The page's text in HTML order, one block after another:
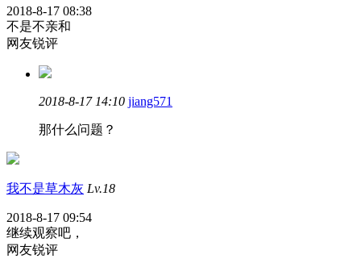
2018-8-17 08:38
不是不亲和
网友锐评
2018-8-17 14:10 jiang571
那什么问题？
我不是草木灰 Lv.18
2018-8-17 09:54
继续观察吧，
网友锐评